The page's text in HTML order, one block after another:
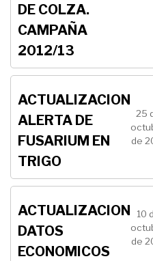
DE COLZA.
CAMPAÑA
2012/13
ACTUALIZACION
ALERTA DE
FUSARIUM EN
TRIGO
25
de
ACTUALIZACION
DATOS
ECONOMICOS
10
de